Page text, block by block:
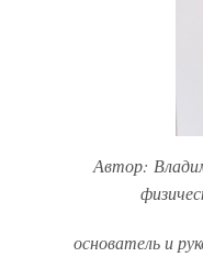
Автор:
основатель и